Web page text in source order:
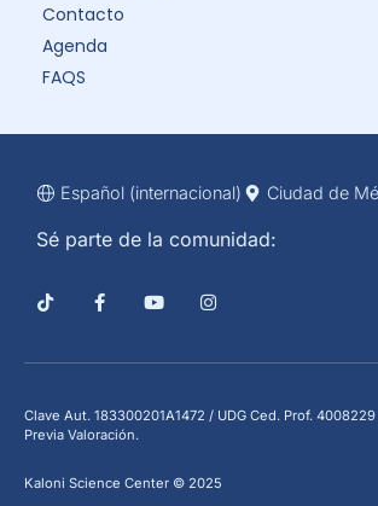
Contacto
Agenda
FAQS
Español (internacional) Ciudad de
Sé parte de la comunidad:
Clave Aut. 183300201A1472 / UDG Ced. Prof.
Previa Valoración.
Kaloni Science Center © 2025